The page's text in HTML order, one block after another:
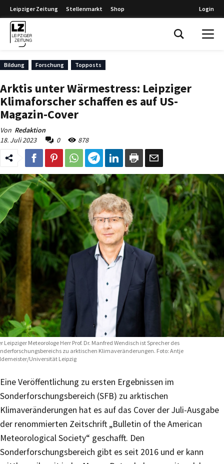
Leipziger Zeitung Stellenmarkt Shop Login
Bildung Forschung Topposts
Arktis unter Wärmestress: Leipziger
Klimaforscher schaffen es auf US-
Magazin-Cover
Von Redaktion
18. Juli 2023
0 878
Leipziger Meteorologe Herr Prof. Dr. Manfred Wendisch ist Sprecher des
zu arktischen Klimaveränderungen. Foto: Antje
Universität Leipzig
Eine Veröffentlichung zu ersten Ergebnissen im
Sonderforschungsbereich (SFB) zu arktischen
Klimaveränderungen hat es auf das Cover der Juli-Ausgabe
der renommierten Zeitschrift „Bulletin of the American
Meteorological Society“ geschafft. Den
Sonderforschungsbereich gibt es seit 2016 und er kann